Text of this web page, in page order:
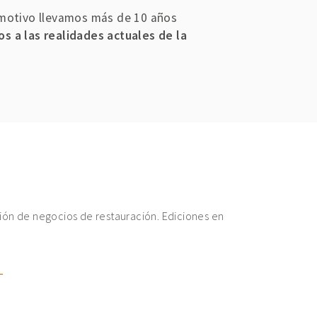
llevamos más de 10 años
a las realidades actuales de la
de negocios de restauración. Ediciones en